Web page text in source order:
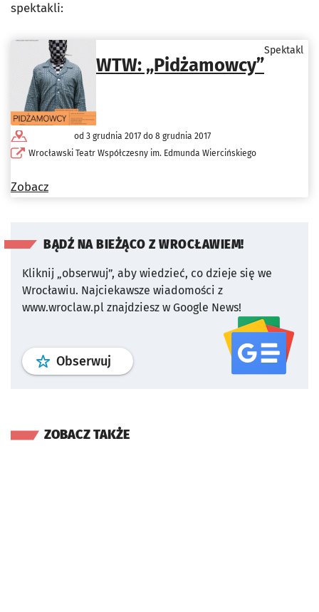
spektakli:
WTW: „Pidżamowcy”
Spektakl
od 3 grudnia 2017 do 8 grudnia 2017
Wrocławski Teatr Współczesny im. Edmunda Wiercińskiego
Zobacz
BĄDŹ NA BIEŻĄCO Z WROCŁAWIEM!
Kliknij „obserwuj”, aby wiedzieć, co dzieje się we
Wrocławiu. Najciekawsze wiadomości z
www.wroclaw.pl znajdziesz w Google News!
Obserwuj profil serwisu
ZOBACZ TAKŻE